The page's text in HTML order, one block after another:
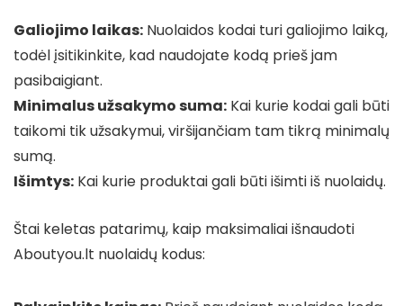
Galiojimo laikas: Nuolaidos kodai turi galiojimo laiką,
todėl įsitikinkite, kad naudojate kodą prieš jam
pasibaigiant.
Minimalus užsakymo suma: Kai kurie kodai gali būti
taikomi tik užsakymui, viršijančiam tam tikrą minimalų
sumą.
Išimtys: Kai kurie produktai gali būti išimti iš nuolaidų.
Štai keletas patarimų, kaip maksimaliai išnaudoti
Aboutyou.lt nuolaidų kodus: